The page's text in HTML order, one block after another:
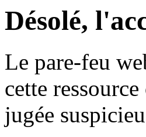
Désolé,
Le pare-feu
cette
jugée